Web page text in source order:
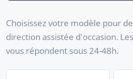
Choisissez votre modèle pour
direction assistée d'occasion.
vous répondent sous 24-48h.